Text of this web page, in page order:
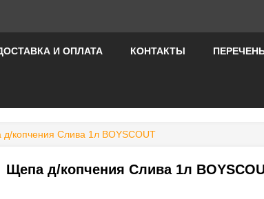
И ОПЛАТА КОНТАКТЫ
копчения Слива 1л BOYSCOUT
Щепа д/копчения Слива 1л